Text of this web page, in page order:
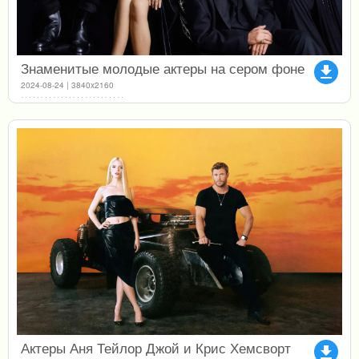
file_download
Знаменитые молодые актеры на сером фоне
2024-08-24 | 3840x2160
file_download
Актеры Аня Тейлор Джой и Крис Хемсворт